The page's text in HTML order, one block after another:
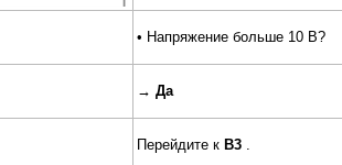
• Напряжение больше 10 В?
→ Да
Перейдите к B3.